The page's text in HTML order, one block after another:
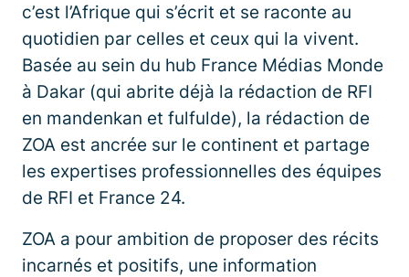
c’est l’Afrique qui s’écrit et se raconte au
quotidien par celles et ceux qui la vivent.
Basée au sein du hub France Médias Monde
à Dakar (qui abrite déjà la rédaction de RFI
en mandenkan et fulfulde), la rédaction de
ZOA est ancrée sur le continent et partage
les expertises professionnelles des équipes
de RFI et France 24.
ZOA a pour ambition de proposer des récits
incarnés et positifs, une information